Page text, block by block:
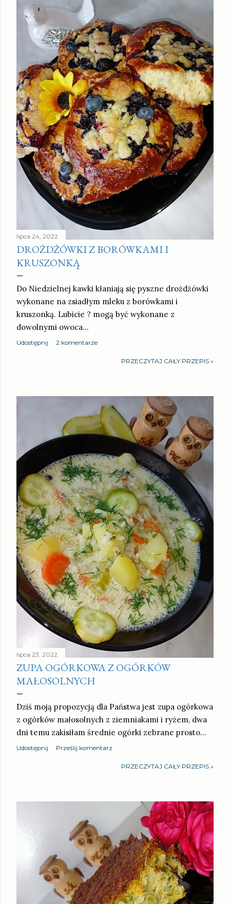
lipca 24, 2022
DROŻDŻÓWKI Z BORÓWKAMI I
KRUSZONKĄ
Do Niedzielnej kawki kłaniają się pyszne drożdżówki
wykonane na zsiadłym mleku z borówkami i
kruszonką. Lubicie ? mogą być wykonane z
dowolnymi owoca…
Udostępnij 2 komentarze
PRZECZYTAJ CAŁY PRZEPIS »
lipca 23, 2022
ZUPA OGÓRKOWA Z OGÓRKÓW
MAŁOSOLNYCH
Dziś moją propozycją dla Państwa jest zupa ogórkowa
z ogórków małosolnych z ziemniakami i ryżem, dwa
dni temu zakisiłam średnie ogórki zebrane prosto…
Udostępnij Prześlij komentarz
PRZECZYTAJ CAŁY PRZEPIS »